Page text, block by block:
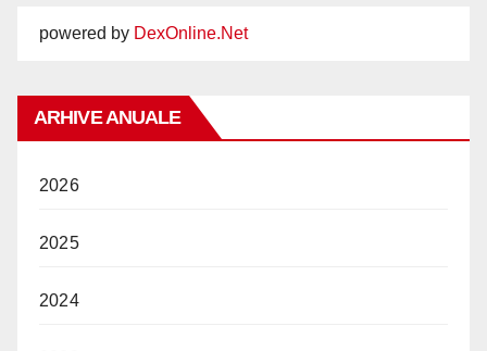
powered by DexOnline.Net
ARHIVE ANUALE
2026
2025
2024